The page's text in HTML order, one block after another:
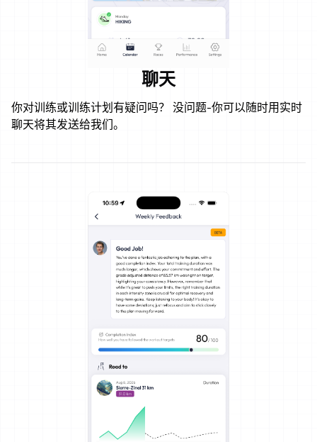
聊天
你对训练或训练计划有疑问吗？ 没问题-你可以随时用实时
聊天将其发送给我们。